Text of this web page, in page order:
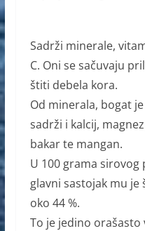
Sadrži minerale,
C. Oni se sačuvaju
štiti debela kora.
Od minerala, bogat
sadrži i kalcij,
bakar te mangan.
U 100 grama sirovog
glavni sastojak mu je
oko 44 %.
To je jedino orašasto